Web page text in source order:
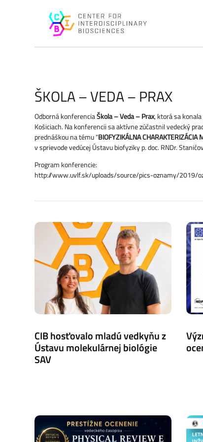
ŠKOLA – VEDA – PRAX
Odborná konferenciaŠkola – Veda – Prax, ktorá sa
Košiciach. Na konferencii sa aktívne zúčastnil vedecký
prednáškou na tému “BIOFYZIKÁLNA CHARAKTERIZÁCIA
v sprievode vedúcej Ústavu biofyziky p. doc. RNDr.
Program konferencie:
http://www.uvlf.sk/uploads/source/pics-oznamy/2019/
CIB hosťovalo mladú vedkyňu z
Ústavu molekulárnej biológie
SAV